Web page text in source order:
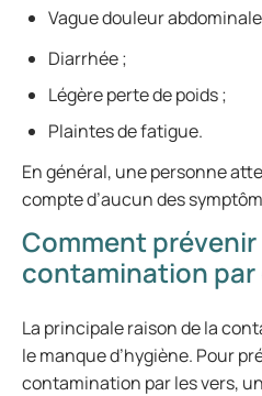
Vague douleur
Diarrhée ;
Légère perte de poids ;
Plaintes de fatigue.
En général, une personne
compte d’aucun des
Comment
contamination par
La principale raison de la
le manque d’hygiène. Pour
contamination par les vers,